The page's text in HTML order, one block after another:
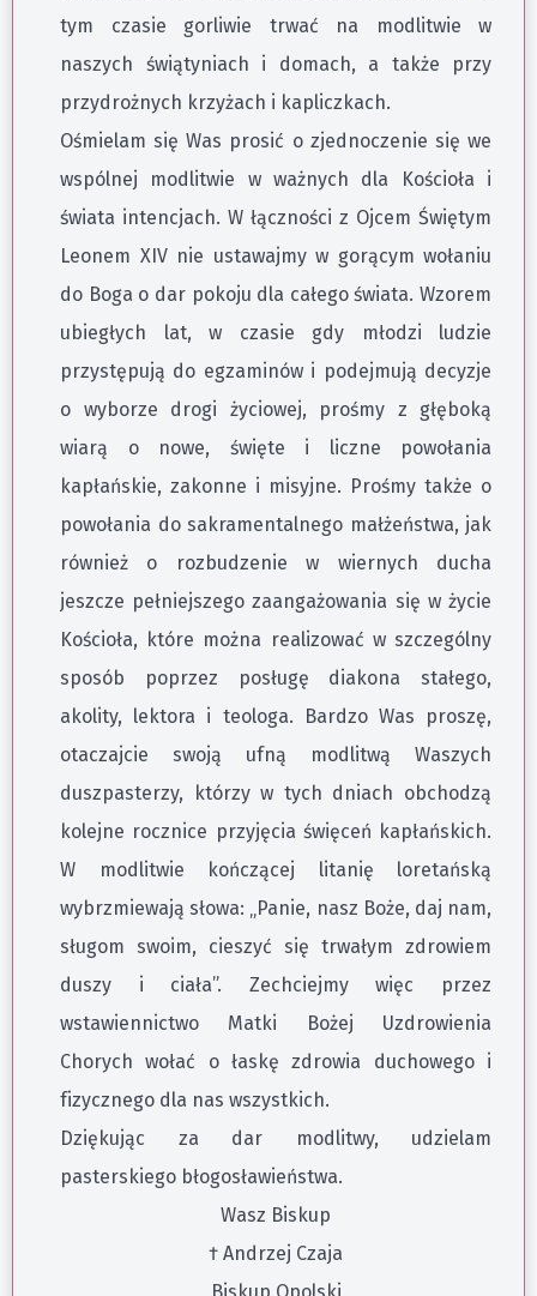
tym czasie gorliwie trwać na modlitwie w
naszych świątyniach i domach, a także przy
przydrożnych krzyżach i kapliczkach.
Ośmielam się Was prosić o zjednoczenie się we
wspólnej modlitwie w ważnych dla Kościoła i
świata intencjach. W łączności z Ojcem Świętym
Leonem XIV nie ustawajmy w gorącym wołaniu
do Boga o dar pokoju dla całego świata. Wzorem
ubiegłych lat, w czasie gdy młodzi ludzie
przystępują do egzaminów i podejmują decyzje
o wyborze drogi życiowej, prośmy z głęboką
wiarą o nowe, święte i liczne powołania
kapłańskie, zakonne i misyjne. Prośmy także o
powołania do sakramentalnego małżeństwa, jak
również o rozbudzenie w wiernych ducha
jeszcze pełniejszego zaangażowania się w życie
Kościoła, które można realizować w szczególny
sposób poprzez posługę diakona stałego,
akolity, lektora i teologa. Bardzo Was proszę,
otaczajcie swoją ufną modlitwą Waszych
duszpasterzy, którzy w tych dniach obchodzą
kolejne rocznice przyjęcia święceń kapłańskich.
W modlitwie kończącej litanię loretańską
wybrzmiewają słowa: „Panie, nasz Boże, daj nam,
sługom swoim, cieszyć się trwałym zdrowiem
duszy i ciała”. Zechciejmy więc przez
wstawiennictwo Matki Bożej Uzdrowienia
Chorych wołać o łaskę zdrowia duchowego i
fizycznego dla nas wszystkich.
Dziękując za dar modlitwy, udzielam
pasterskiego błogosławieństwa.
Wasz Biskup
† Andrzej Czaja
Biskup Opolski